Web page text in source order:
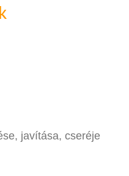
javítása, cseréje